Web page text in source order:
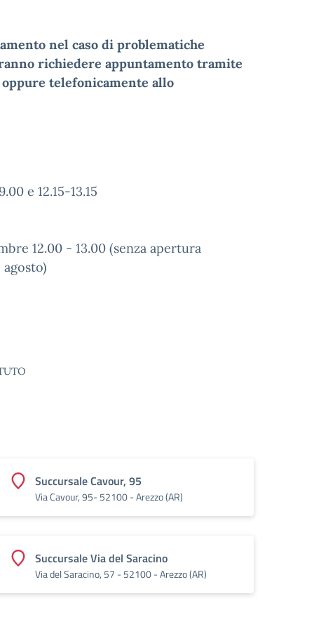
nel caso di problematiche
richiedere appuntamento tramite
telefonicamente allo
e 12.15-13.15
12.00 - 13.00 (senza apertura
Succursale Cavour, 95
Via Cavour, 95- 52100 - Arezzo (AR)
Succursale Via del Saracino
Via del Saracino, 57 - 52100 - Arezzo (AR)